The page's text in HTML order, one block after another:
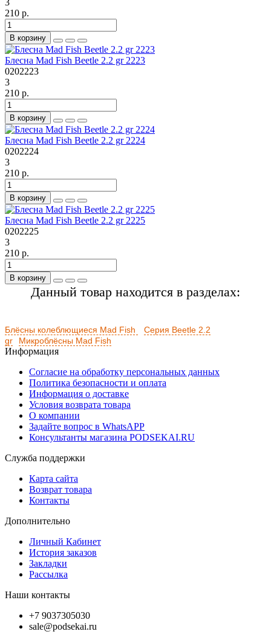
210 р.
В корзину
Блесна Mad Fish Beetle 2.2 gr 2223
0202223
3
210 р.
В корзину
Блесна Mad Fish Beetle 2.2 gr 2224
0202224
3
210 р.
В корзину
Блесна Mad Fish Beetle 2.2 gr 2225
0202225
3
210 р.
В корзину
Данный товар находится в разделах:
Блёсны колеблющиеся Mad Fish
Серия Beetle 2.2
gr
Микроблёсны Mad Fish
Информация
Согласие на обработку персональных данных
Политика безопасности и оплата
Информация о доставке
Условия возврата товара
О компании
Задайте вопрос в WhatsAPP
Консультанты магазина PODSEKAI.RU
Служба поддержки
Карта сайта
Возврат товара
Контакты
Дополнительно
Личный Кабинет
История заказов
Закладки
Рассылка
Наши контакты
+7 9037305030
sale@podsekai.ru